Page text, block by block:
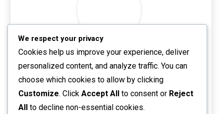
Talia Rivers
Talia Rivers è un'appassionata videogiocatrice
e creatrice di contenuti specializzata in
VALORANT. Con un talento per scoprire i più
recenti suggerimenti e trucchi per riscattare i
We respect your privacy
Cookies help us improve your experience, deliver
personalized content, and analyze traffic. You can
choose which cookies to allow by clicking
Customize. Click Accept All to consent or Reject
All to decline non-essential cookies.